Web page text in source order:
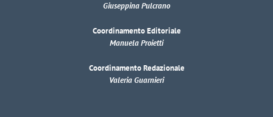
Giuseppina Pulcrano
Coordinamento Editoriale
Manuela Proietti
Coordinamento Redazionale
Valeria Guarnieri